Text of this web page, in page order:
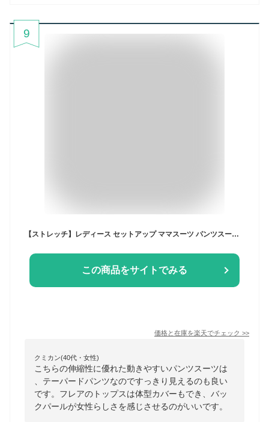
9
【ストレッチ】レディース セットアップ ママスーツ パンツスーツ パンツドレス セレモニー フォーマルスーツ 七五三 卒園式 卒業式 入学式 入園式 ミセス 50代 40代 30代 上品 きれいめ 母親 結婚式 お呼ばれ パーティー 大きいサイズ 即日発送
この商品をサイトでみる
価格と在庫を楽天でチェック >>
クミカン(40代・女性)
こちらの伸縮性に優れた動きやすいパンツスーツは
、テーパードパンツなのですっきり見えるのも良い
です。フレアのトップスは体型カバーもでき、バッ
クパールが女性らしさを感じさせるのがいいです。